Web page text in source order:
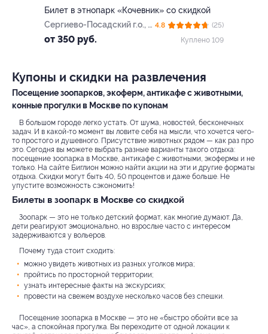
Билет в этнопарк «Кочевник» со скидкой
Сергиево-Посадский г.о., с.
Морозово, д. 2
от 350 руб.
4.8
(25)
Куплено 109
Купоны и скидки на развлечения
Посещение зоопарков, экоферм, антикафе с животными,
конные прогулки в Москве по купонам
В большом городе легко устать. От шума, новостей, бесконечных
задач. И в какой-то момент вы ловите себя на мысли, что хочется чего-
то простого и душевного. Присутствие животных рядом — как раз про
это. Сегодня вы можете выбрать разные варианты такого отдыха:
посещение зоопарка в Москве, антикафе с животными, экофермы и не
только. На сайте Биглион можно найти акции на эти и другие форматы
отдыха. Скидки могут быть 40, 50 процентов и даже больше. Не
упустите возможность сэкономить!
Билеты в зоопарк в Москве со скидкой
Зоопарк — это не только детский формат, как многие думают. Да,
дети реагируют эмоционально, но взрослые часто с интересом
задерживаются у вольеров.
Почему туда стоит сходить:
можно увидеть животных из разных уголков мира;
пройтись по просторной территории;
узнать интересные факты на экскурсиях;
провести на свежем воздухе несколько часов без спешки.
Посещение зоопарка в Москве — это не «быстро обойти все за
час», а спокойная прогулка. Вы переходите от одной локации к